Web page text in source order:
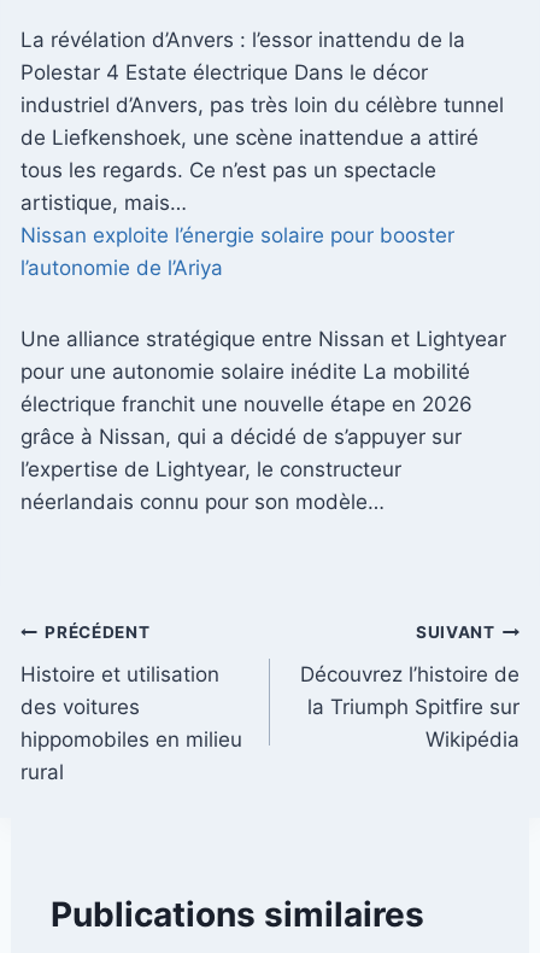
La révélation d’Anvers : l’essor inattendu de la
Polestar 4 Estate électrique Dans le décor
industriel d’Anvers, pas très loin du célèbre tunnel
de Liefkenshoek, une scène inattendue a attiré
tous les regards. Ce n’est pas un spectacle
artistique, mais…
Nissan exploite l’énergie solaire pour booster
l’autonomie de l’Ariya
Une alliance stratégique entre Nissan et Lightyear
pour une autonomie solaire inédite La mobilité
électrique franchit une nouvelle étape en 2026
grâce à Nissan, qui a décidé de s’appuyer sur
l’expertise de Lightyear, le constructeur
néerlandais connu pour son modèle…
Navigation
de
l’article
PRÉCÉDENT
Histoire et utilisation
des voitures
hippomobiles en milieu
rural
SUIVANT
Découvrez l’histoire de
la Triumph Spitfire sur
Wikipédia
Publications similaires